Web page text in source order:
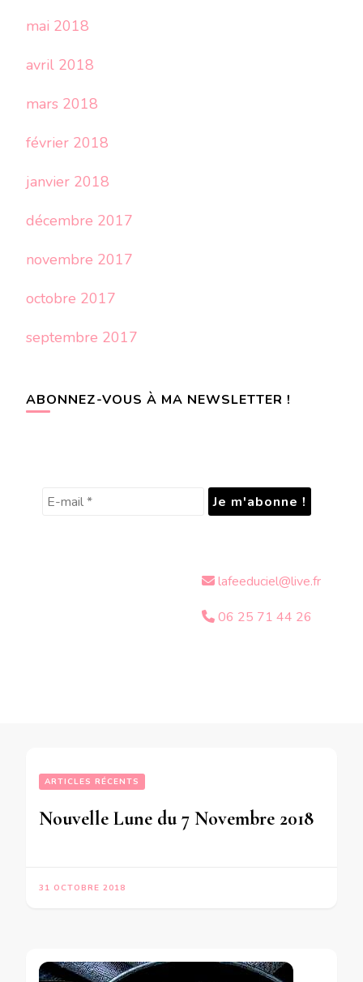
mai 2018
avril 2018
mars 2018
février 2018
janvier 2018
décembre 2017
novembre 2017
octobre 2017
septembre 2017
ABONNEZ-VOUS À MA NEWSLETTER !
lafeeduciel@live.fr
06 25 71 44 26
ARTICLES RÉCENTS
Nouvelle Lune du 7 Novembre 2018
31 OCTOBRE 2018